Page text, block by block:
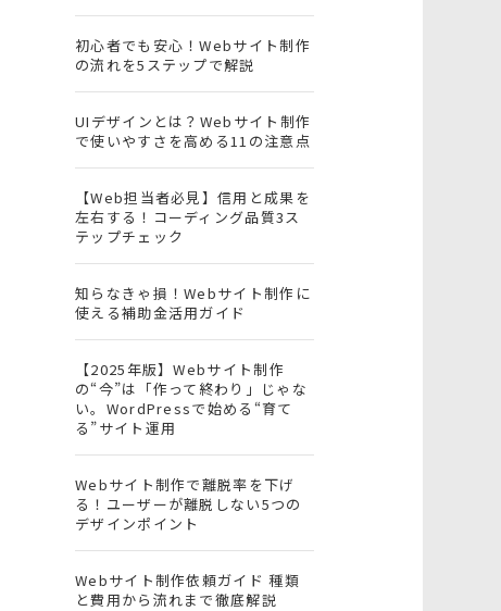
初心者でも安心！Webサイト制作
の流れを5ステップで解説
UIデザインとは？Webサイト制作
で使いやすさを高める11の注意点
【Web担当者必見】信用と成果を
左右する！コーディング品質3ス
テップチェック
知らなきゃ損！Webサイト制作に
使える補助金活用ガイド
【2025年版】Webサイト制作
の“今”は「作って終わり」じゃな
い。WordPressで始める“育て
る”サイト運用
Webサイト制作で離脱率を下げ
る！ユーザーが離脱しない5つの
デザインポイント
Webサイト制作依頼ガイド 種類
と費用から流れまで徹底解説